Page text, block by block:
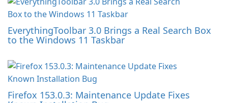
EverythingToolbar 3.0 Brings a Real Search Box
to the Windows 11 Taskbar
Firefox 153.0.3: Maintenance Update Fixes